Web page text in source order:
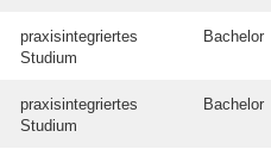
praxisintegriertes
Studium
Bachelor
praxisintegriertes
Studium
Bachelor